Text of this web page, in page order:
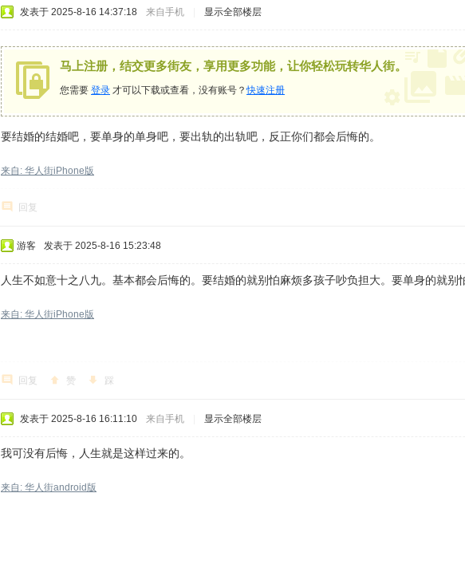
发表于 2025-8-16 14:37:18 来自手机 显示全部楼层
马上注册，结交更多街友，享用更多功能，让你轻松玩转华人街。
您需要 登录 才可以下载或查看，没有账号？快速注册
要结婚的结婚吧，要单身的单身吧，要出轨的出轨吧，反正你们都会后悔的。
来自: 华人街iPhone版
回复
游客 发表于 2025-8-16 15:23:48
人生不如意十之八九。基本都会后悔的。要结婚的就别怕麻烦多孩子吵负担大。要单身的就
来自: 华人街iPhone版
回复 赞 踩
发表于 2025-8-16 16:11:10 来自手机 显示全部楼层
我可没有后悔，人生就是这样过来的。
来自: 华人街android版